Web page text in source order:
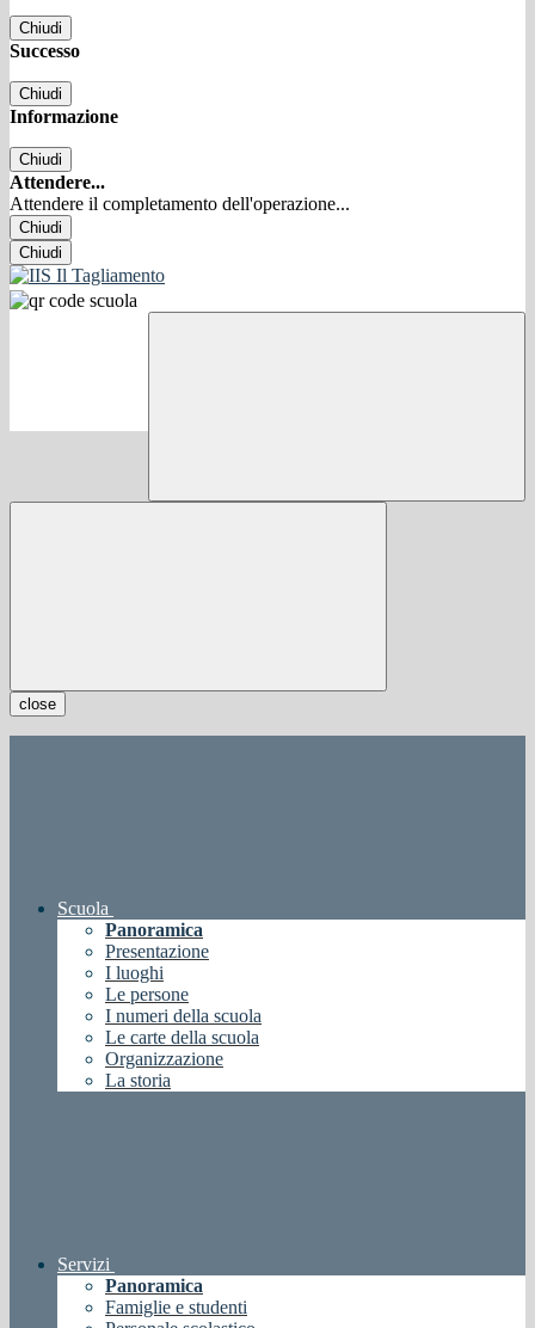
Chiudi
Successo
Chiudi
Informazione
Chiudi
Attendere...
Attendere il completamento dell'operazione...
Chiudi
Chiudi
close
Scuola
Panoramica
Presentazione
I luoghi
Le persone
I numeri della scuola
Le carte della scuola
Organizzazione
La storia
Servizi
Panoramica
Famiglie e studenti